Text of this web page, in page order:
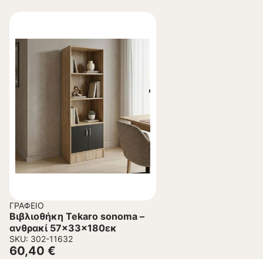
ΓΡΑΦΕΊΟ
Βιβλιοθήκη Tekaro sonoma –
ανθρακί 57x33x180εκ
SKU: 302-11632
60,40 €